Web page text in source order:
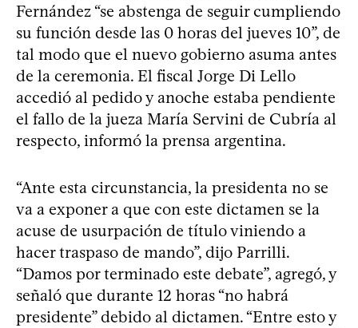
Fernández “se abstenga de seguir cumpliendo
su función desde las 0 horas del jueves 10”, de
tal modo que el nuevo gobierno asuma antes
de la ceremonia. El fiscal Jorge Di Lello
accedió al pedido y anoche estaba pendiente
el fallo de la jueza María Servini de Cubría al
respecto, informó la prensa argentina.
“Ante esta circunstancia, la presidenta no se
va a exponer a que con este dictamen se la
acuse de usurpación de título viniendo a
hacer traspaso de mando”, dijo Parrilli.
“Damos por terminado este debate”, agregó, y
señaló que durante 12 horas “no habrá
presidente” debido al dictamen. “Entre esto y